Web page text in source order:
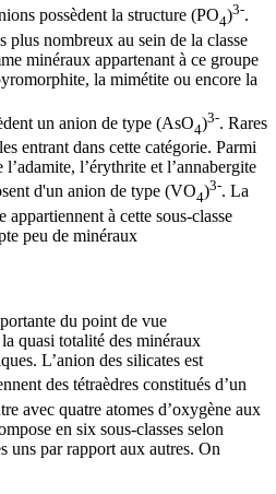
possèdent la structure (PO4)3-.
plus nombreux au sein de la classe
minéraux appartenant à ce groupe
la mimétite ou encore la
un anion de type (AsO4)3-. Rares
entrant dans cette catégorie. Parmi
l’érythrite et l’annabergite
d'un anion de type (VO4)3-. La
appartiennent à cette sous-classe
peu de minéraux
du point de vue
quasi totalité des minéraux
L’anion des silicates est
des tétraèdres constitués d’un
avec quatre atomes d’oxygène aux
en six sous-classes selon
uns par rapport aux autres. On